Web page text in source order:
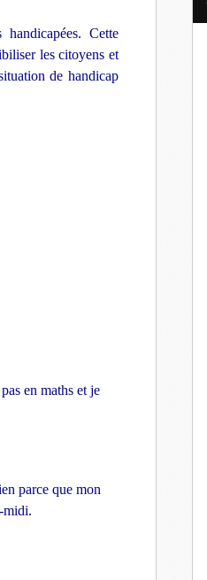
Cette
les citoyens et
de handicap
en maths et je
parce que mon
midi.